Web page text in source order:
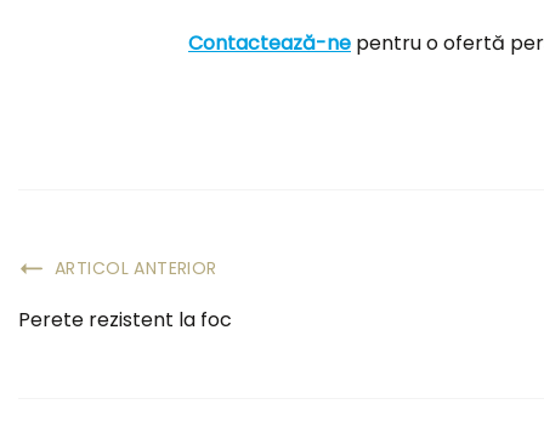
Contactează-ne pentru o ofertă
ARTICOL ANTERIOR
Perete rezistent la foc